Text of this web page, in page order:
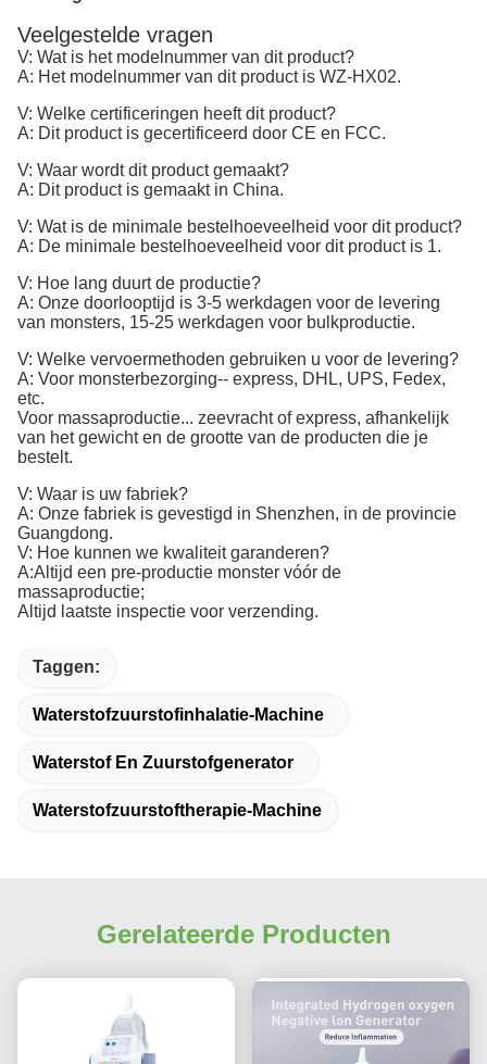
Veelgestelde vragen
V: Wat is het modelnummer van dit product?
A: Het modelnummer van dit product is WZ-HX02.
V: Welke certificeringen heeft dit product?
A: Dit product is gecertificeerd door CE en FCC.
V: Waar wordt dit product gemaakt?
A: Dit product is gemaakt in China.
V: Wat is de minimale bestelhoeveelheid voor dit product?
A: De minimale bestelhoeveelheid voor dit product is 1.
V: Hoe lang duurt de productie?
A: Onze doorlooptijd is 3-5 werkdagen voor de levering
van monsters, 15-25 werkdagen voor bulkproductie.
V: Welke vervoermethoden gebruiken u voor de levering?
A: Voor monsterbezorging-- express, DHL, UPS, Fedex,
etc.
Voor massaproductie... zeevracht of express, afhankelijk
van het gewicht en de grootte van de producten die je
bestelt.
V: Waar is uw fabriek?
A: Onze fabriek is gevestigd in Shenzhen, in de provincie
Guangdong.
V: Hoe kunnen we kwaliteit garanderen?
A:Altijd een pre-productie monster vóór de
massaproductie;
Altijd laatste inspectie voor verzending.
Taggen:
Waterstofzuurstofinhalatie-Machine
Waterstof En Zuurstofgenerator
Waterstofzuurstoftherapie-Machine
Gerelateerde Producten